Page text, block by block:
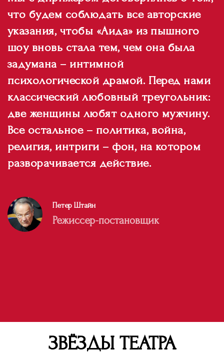
что будем соблюдать все авторские
указания, чтобы «Аида» из пышного
шоу вновь стала тем, чем она была
задумана – интимной
психологической драмой. Перед нами
классический любовный треугольник:
две женщины любят одного мужчину.
Все остальное – политика, война,
религия, интриги – фон, на котором
разворачивается действие.
Петер Штайн
Режиссер-постановщик
ЗВЁЗДЫ ТЕАТРА